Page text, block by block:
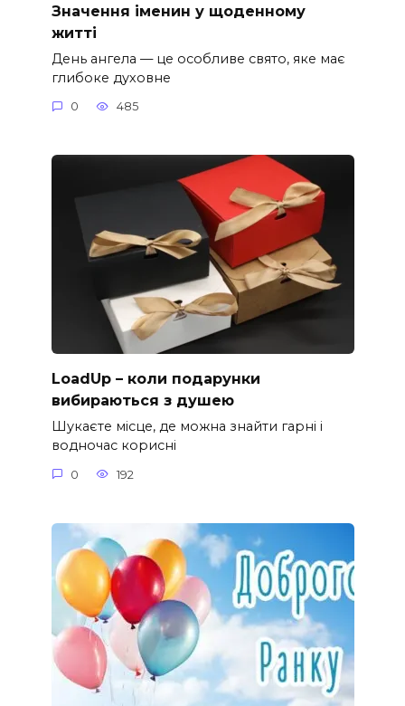
Значення іменин у щоденному
житті
День ангела — це особливе свято, яке має
глибоке духовне
0 485
LoadUp – коли подарунки
вибираються з душею
Шукаєте місце, де можна знайти гарні і
водночас корисні
0 192